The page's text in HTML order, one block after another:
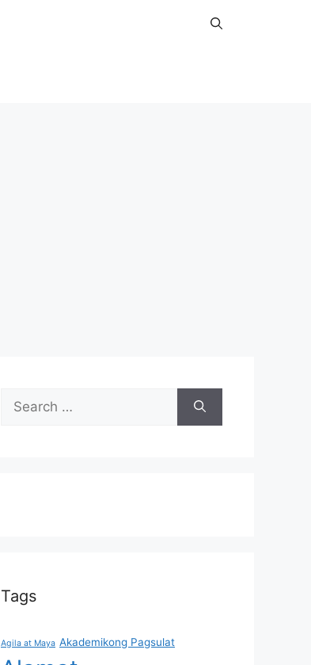
Search
for:
Tags
Agila at Maya Akademikong Pagsulat